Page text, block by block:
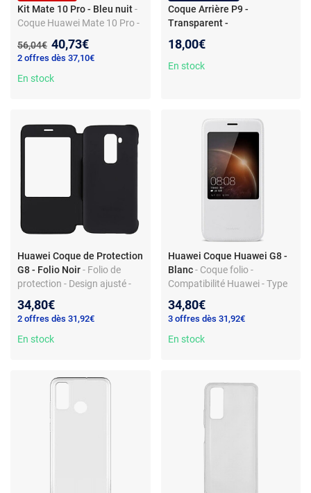
Kit Mate 10 Pro - Bleu nuit-
Coque Huawei Mate 10 Pro -
inclus
Ancien prix :
56,04€ Nouveau prix :
40,73€
2 offres dès 37,10€
En stock
Coque Arrière P9 -
Transparent -
plastique - Protection arrière
- Accès complet
18,00€
En stock
Huawei Coque de Protection
G8 - Folio Noir- Folio de
protection - Design ajusté -
G8
34,80€
2 offres dès 31,92€
En stock
Huawei Coque Huawei G8 -
Blanc - Coque folio -
Compatibilité Huawei - Type
34,80€
3 offres dès 31,92€
En stock